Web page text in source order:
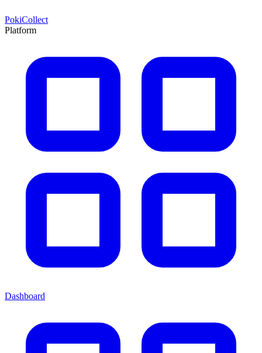
PokiCollect
Platform
Dashboard